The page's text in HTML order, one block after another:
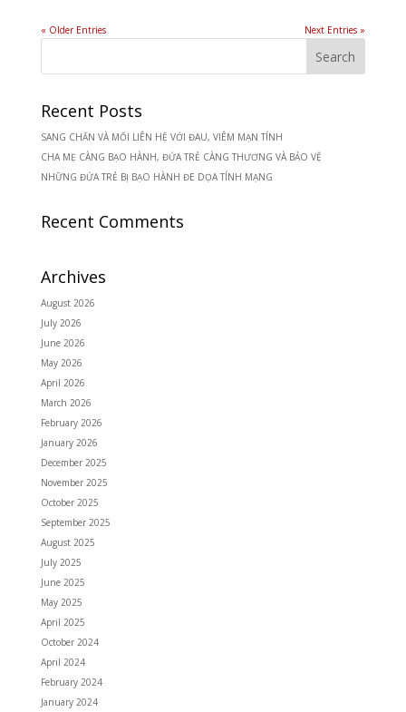
« Older Entries Next Entries »
Recent Posts
SANG CHẤN VÀ MỐI LIÊN HỆ VỚI ĐAU, VIÊM MẠN TÍNH
CHA MẸ CÀNG BẠO HÀNH, ĐỨA TRẺ CÀNG THƯƠNG VÀ BẢO VỆ
NHỮNG ĐỨA TRẺ BỊ BẠO HÀNH ĐE DỌA TÍNH MẠNG
Recent Comments
Archives
August 2026
July 2026
June 2026
May 2026
April 2026
March 2026
February 2026
January 2026
December 2025
November 2025
October 2025
September 2025
August 2025
July 2025
June 2025
May 2025
April 2025
October 2024
April 2024
February 2024
January 2024